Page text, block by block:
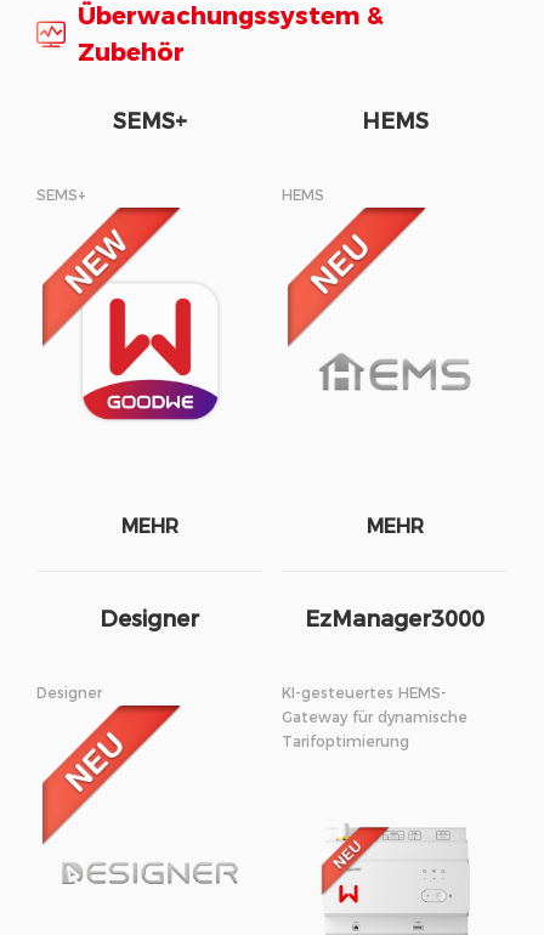
Überwachungssystem &
Zubehör
SEMS+
SEMS+
MEHR
HEMS
HEMS
MEHR
Designer
Designer
EzManager3000
KI-gesteuertes HEMS-
Gateway für dynamische
Tarifoptimierung